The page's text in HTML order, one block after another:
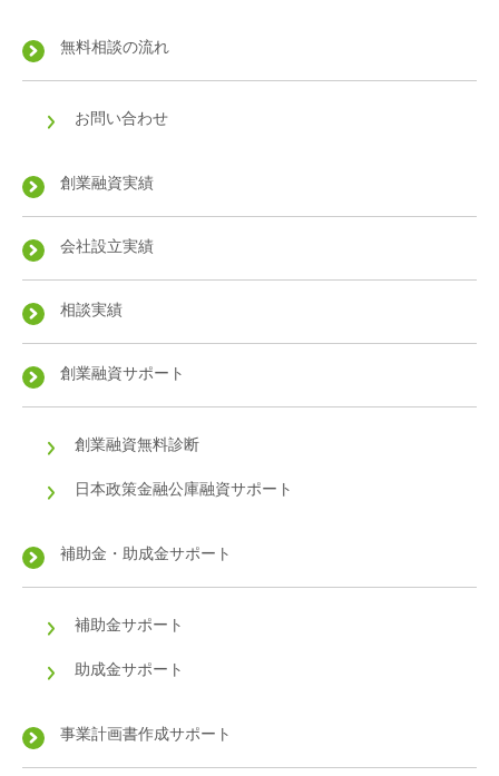
無料相談の流れ
お問い合わせ
創業融資実績
会社設立実績
相談実績
創業融資サポート
創業融資無料診断
日本政策金融公庫融資サポート
補助金・助成金サポート
補助金サポート
助成金サポート
事業計画書作成サポート